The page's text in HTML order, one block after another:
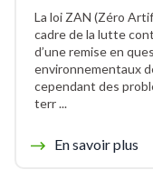
La loi ZAN (Zéro
cadre de la lutte
d’une remise en
environnementaux
cependant des
terr ...
En savoir plus